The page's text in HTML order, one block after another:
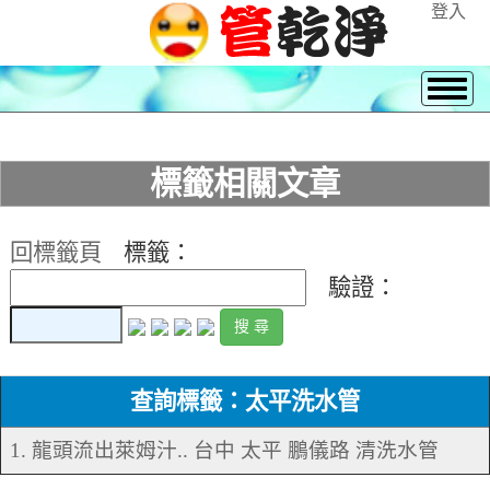
登入
標籤相關文章
回標籤頁
標籤：
驗證：
查詢標籤：太平洗水管
1. 龍頭流出萊姆汁.. 台中 太平 鵬儀路 清洗水管